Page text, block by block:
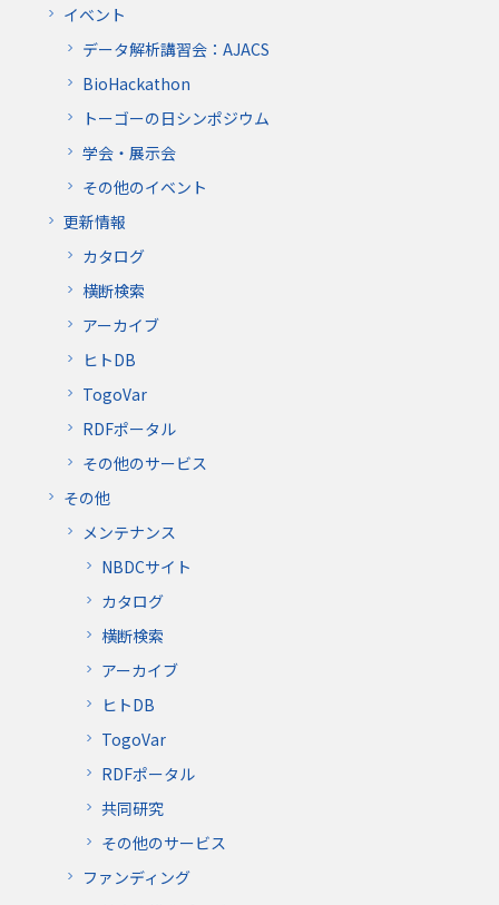
イベント
データ解析講習会：AJACS
BioHackathon
トーゴーの日シンポジウム
学会・展示会
その他のイベント
更新情報
カタログ
横断検索
アーカイブ
ヒトDB
TogoVar
RDFポータル
その他のサービス
その他
メンテナンス
NBDCサイト
カタログ
横断検索
アーカイブ
ヒトDB
TogoVar
RDFポータル
共同研究
その他のサービス
ファンディング